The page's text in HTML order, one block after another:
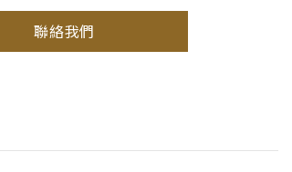
聯絡我們